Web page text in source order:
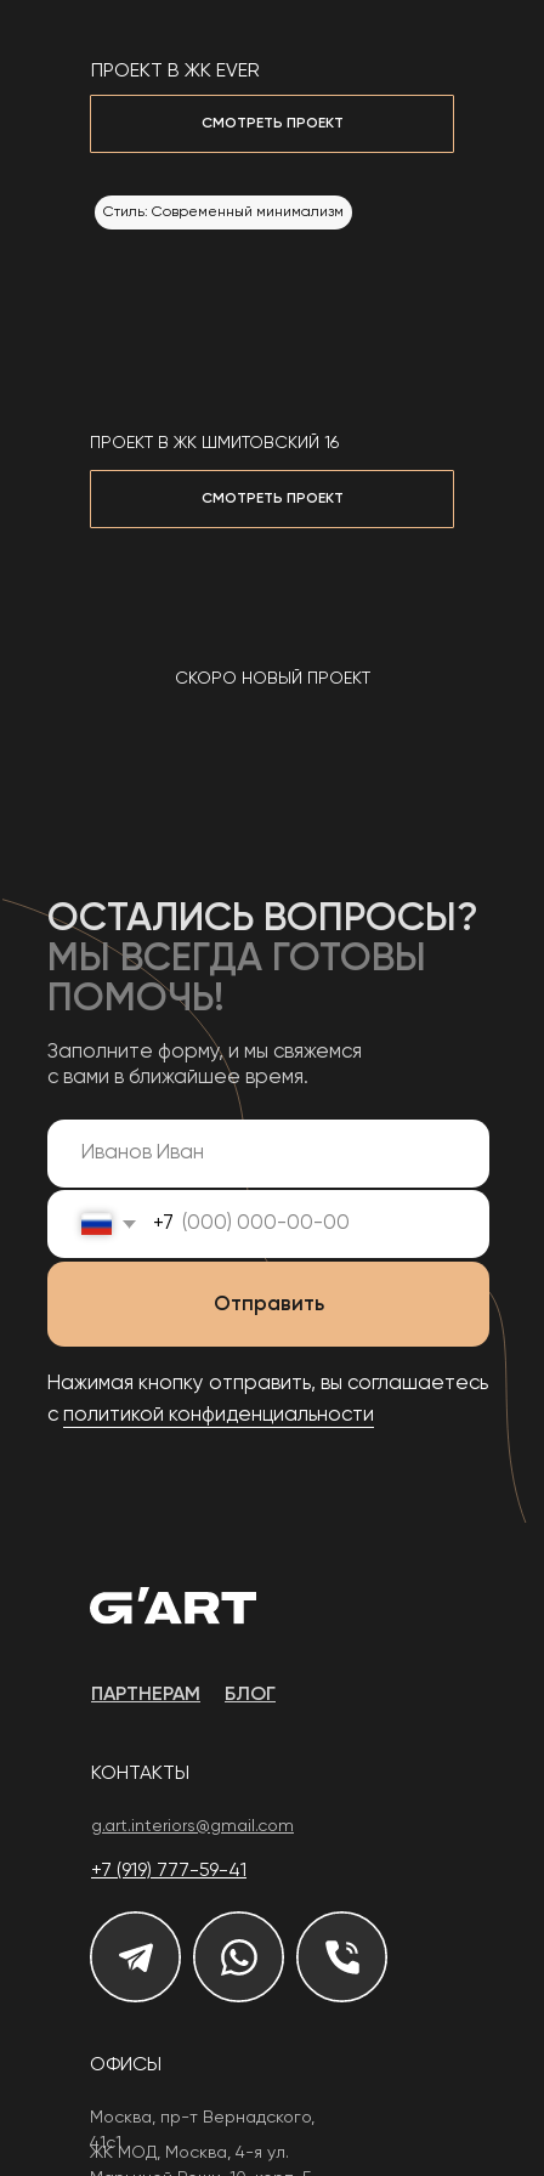
СКОРО НОВЫЙ ПРОЕКТ
ПРОЕКТ В ЖК ШМИТОВСКИЙ 16
Стиль: Современный минимализм
ПРОЕКТ В ЖК EVER
СМОТРЕТЬ ПРОЕКТ
СМОТРЕТЬ ПРОЕКТ
ПРОЕКТ В Д. ВЕЛЕДНИКОВО
СКОРО НОВЫЙ ПРОЕКТ
ПРОЕКТ НА УЛ. ЛАЗУРНАЯ
Стиль: Неоклассика, Минимализм
СМОТРЕТЬ ПРОЕКТ
СМОТРЕТЬ ПРОЕКТ
политикой конфиденциальности
ПАРТНЕРАМ БЛОГ
КОНТАКТЫ
+7 (919) 777-59-41
g.art.interiors@gmail.com
ОФИСЫ
ЖК МОД, Москва, 4-я ул.
Москва, пр-т Вернадского,
41с1